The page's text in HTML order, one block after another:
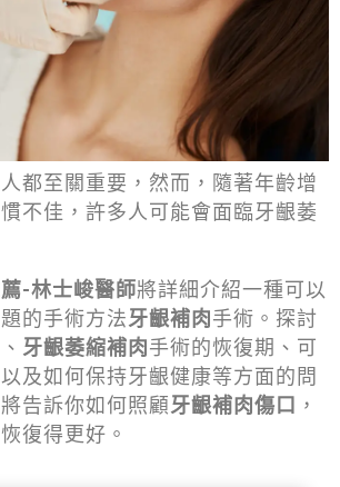
都至關重要，然而，隨著年齡增
不佳，許多人可能會面臨牙齦萎
-林士峻醫師將詳細介紹一種可以
的手術方法牙齦補肉手術。探討
、 牙齦萎縮補肉手術的恢復期、可
及如何保持牙齦健康等方面的問
告訴你如何照顧牙齦補肉傷口 ，
復得更好。